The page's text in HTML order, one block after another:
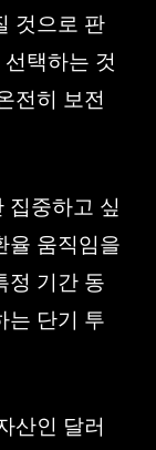
것으로 판
택하는 것
전히 보전
집중하고 싶
율 움직임을
정 기간 동
는 단기 투
산인 달러